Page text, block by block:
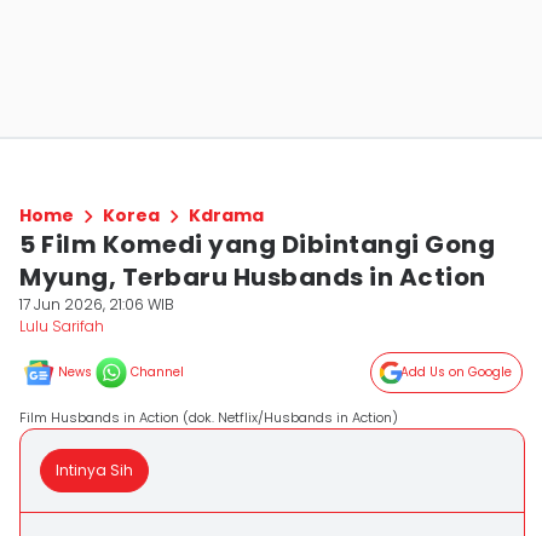
Home Korea Kdrama
5 Film Komedi yang Dibintangi Gong
Myung, Terbaru Husbands in Action
17 Jun 2026, 21:06 WIB
Lulu Sarifah
News Channel Add Us on Google
Film Husbands in Action (dok. Netflix/Husbands in Action)
Intinya Sih